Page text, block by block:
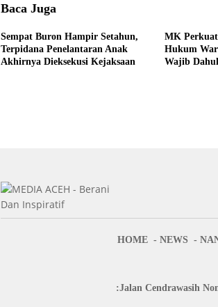
Baca Juga
Sempat Buron Hampir Setahun,
Terpidana Penelantaran Anak
Akhirnya Dieksekusi Kejaksaan
MK
Hukum
Wajib
HOME NEWS
:Jalan Cendrawasih